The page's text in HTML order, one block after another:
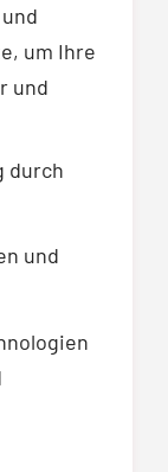
um Ihre
und
durch
und